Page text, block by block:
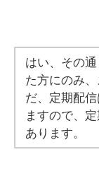
はい、その
た方にのみ
だ、定期配
ますので、
あります。